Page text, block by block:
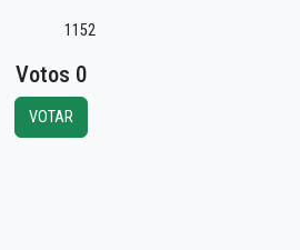
1152
Votos 0
VOTAR